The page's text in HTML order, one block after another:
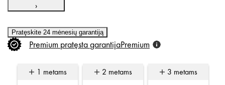
›
Pratęskite 24 mėnesių garantiją
Premium pratęstagarantijaPremium
1 metams 2 metams 3 metams